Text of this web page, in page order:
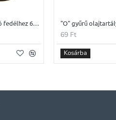
"O" gyűrű indító fedélhez 63x3mm CPI 4T-125
69 Ft
Kosárba